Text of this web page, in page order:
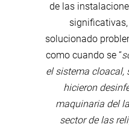
de las
solucionado
como cuando se “
el sistema cloacal,
hicieron
maquinaria del
sector de las